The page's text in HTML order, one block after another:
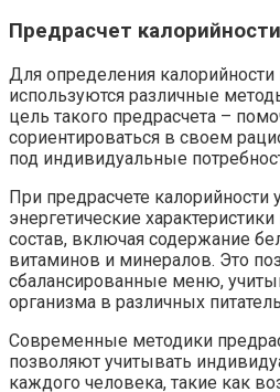
Предрасчет калорийности
Для определения калорийности
используются различные
цель такого предрасчета –
сориентироваться в своем
под индивидуальные
При предрасчете калорийности
энергетические
состав, включая содержание
витаминов и минералов. Это
сбалансированные меню,
организма в различных
Современные методики
позволяют учитывать
каждого человека, такие как